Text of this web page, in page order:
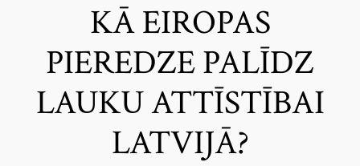
KĀ EIROPAS
PIEREDZE PALĪDZ
LAUKU ATTĪSTĪBAI
LATVIJĀ?